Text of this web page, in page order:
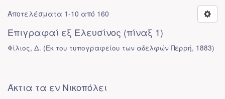
Αποτελέσματα 1-10 από 160
Επιγραφαί εξ Ελευσίνος (πίναξ 1)
Φίλιος, Δ. (Εκ του τυπογραφείου των αδελφών Περρή, 1883)
Άκτια τα εν Νικοπόλει